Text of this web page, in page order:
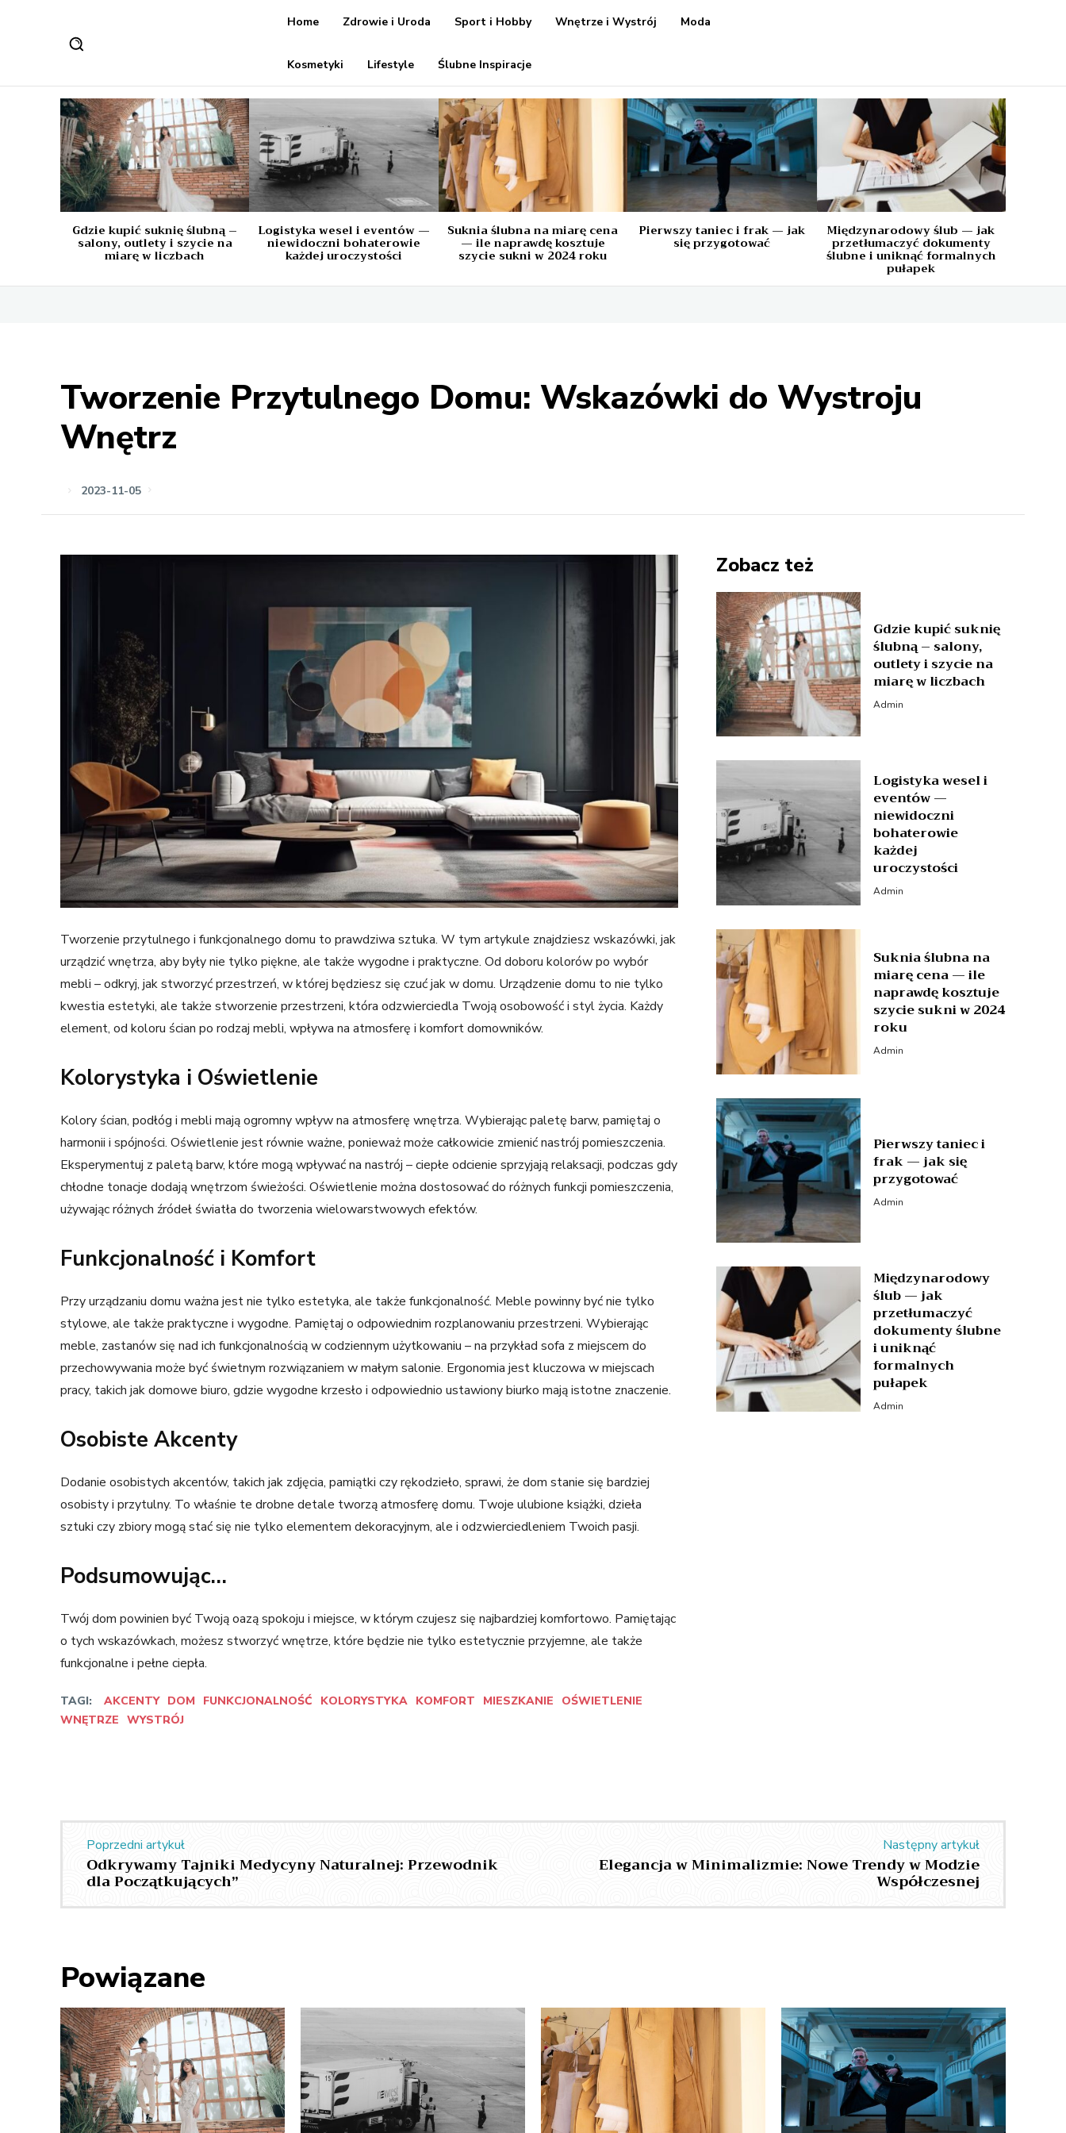
Home Zdrowie i Uroda Sport i Hobby Wnętrze i Wystrój Moda
Kosmetyki Lifestyle Ślubne Inspiracje
Gdzie kupić suknię ślubną –
salony, outlety i szycie na
miarę w liczbach
Logistyka wesel i eventów —
niewidoczni bohaterowie
każdej uroczystości
Suknia ślubna na miarę cena
— ile naprawdę kosztuje
szycie sukni w 2024 roku
Pierwszy taniec i frak — jak
się przygotować
Międzynarodowy ślub — jak
przetłumaczyć dokumenty
ślubne i uniknąć formalnych
pułapek
Tworzenie Przytulnego Domu: Wskazówki do Wystroju
Wnętrz
2023-11-05
Tworzenie przytulnego i funkcjonalnego domu to prawdziwa sztuka. W tym artykule znajdziesz wskazówki, jak
urządzić wnętrza, aby były nie tylko piękne, ale także wygodne i praktyczne. Od doboru kolorów po wybór
mebli – odkryj, jak stworzyć przestrzeń, w której będziesz się czuć jak w domu. Urządzenie domu to nie tylko
kwestia estetyki, ale także stworzenie przestrzeni, która odzwierciedla Twoją osobowość i styl życia. Każdy
element, od koloru ścian po rodzaj mebli, wpływa na atmosferę i komfort domowników.
Kolorystyka i Oświetlenie
Kolory ścian, podłóg i mebli mają ogromny wpływ na atmosferę wnętrza. Wybierając paletę barw, pamiętaj o
harmonii i spójności. Oświetlenie jest równie ważne, ponieważ może całkowicie zmienić nastrój pomieszczenia.
Eksperymentuj z paletą barw, które mogą wpływać na nastrój – ciepłe odcienie sprzyjają relaksacji, podczas gdy
chłodne tonacje dodają wnętrzom świeżości. Oświetlenie można dostosować do różnych funkcji pomieszczenia,
używając różnych źródeł światła do tworzenia wielowarstwowych efektów.
Funkcjonalność i Komfort
Przy urządzaniu domu ważna jest nie tylko estetyka, ale także funkcjonalność. Meble powinny być nie tylko
stylowe, ale także praktyczne i wygodne. Pamiętaj o odpowiednim rozplanowaniu przestrzeni. Wybierając
meble, zastanów się nad ich funkcjonalnością w codziennym użytkowaniu – na przykład sofa z miejscem do
przechowywania może być świetnym rozwiązaniem w małym salonie. Ergonomia jest kluczowa w miejscach
pracy, takich jak domowe biuro, gdzie wygodne krzesło i odpowiednio ustawiony biurko mają istotne znaczenie.
Osobiste Akcenty
Dodanie osobistych akcentów, takich jak zdjęcia, pamiątki czy rękodzieło, sprawi, że dom stanie się bardziej
osobisty i przytulny. To właśnie te drobne detale tworzą atmosferę domu. Twoje ulubione książki, dzieła
sztuki czy zbiory mogą stać się nie tylko elementem dekoracyjnym, ale i odzwierciedleniem Twoich pasji.
Podsumowując…
Twój dom powinien być Twoją oazą spokoju i miejsce, w którym czujesz się najbardziej komfortowo. Pamiętając
o tych wskazówkach, możesz stworzyć wnętrze, które będzie nie tylko estetycznie przyjemne, ale także
funkcjonalne i pełne ciepła.
TAGI: AKCENTY DOM FUNKCJONALNOŚĆ KOLORYSTYKA KOMFORT MIESZKANIE
OŚWIETLENIE
WNĘTRZE WYSTRÓJ
Zobacz też
Gdzie kupić suknię
ślubną – salony,
outlety i szycie na
miarę w liczbach
Admin
Logistyka wesel i
eventów —
niewidoczni
bohaterowie
każdej
uroczystości
Admin
Suknia ślubna na
miarę cena — ile
naprawdę kosztuje
szycie sukni w 2024
roku
Admin
Pierwszy taniec i
frak — jak się
przygotować
Admin
Międzynarodowy
ślub — jak
przetłumaczyć
dokumenty ślubne
i uniknąć
formalnych
pułapek
Admin
Poprzedni artykuł
Odkrywamy Tajniki Medycyny Naturalnej: Przewodnik
dla Początkujących”
Następny artykuł
Elegancja w Minimalizmie: Nowe Trendy w Modzie
Współczesnej
Powiązane